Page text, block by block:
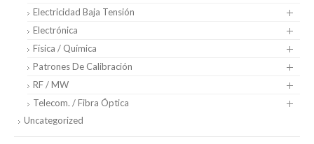
Electricidad Baja Tensión
Electrónica
Física / Química
Patrones De Calibración
RF / MW
Telecom. / Fibra Óptica
Uncategorized